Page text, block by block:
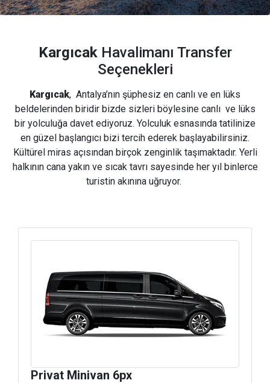
KargıcakHavalimanı Transfer
Seçenekleri
Kargıcak, Antalya’nın şüphesiz en canlı ve en lüks
beldelerinden biridir bizde sizleri böylesine canlı ve lüks
bir yolculuğa davet ediyoruz. Yolculuk esnasında tatilinize
en güzel başlangıcı bizi tercih ederek başlayabilirsiniz.
Kültürel miras açısından birçok zenginlik taşımaktadır. Yerli
halkının cana yakın ve sıcak tavrı sayesinde her yıl binlerce
turistin akınına uğruyor.
Privat Minivan 6px